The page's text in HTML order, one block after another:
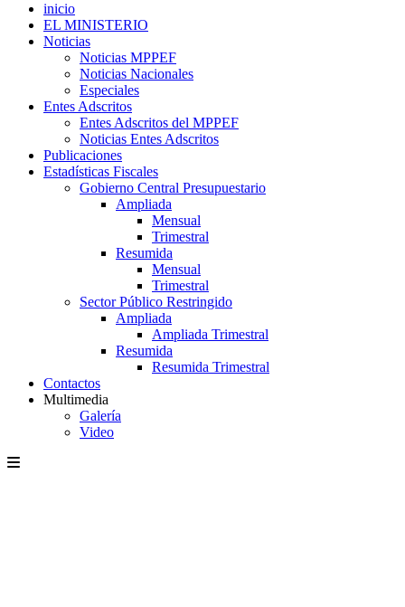
inicio
EL MINISTERIO
Noticias
Noticias MPPEF
Noticias Nacionales
Especiales
Entes Adscritos
Entes Adscritos del MPPEF
Noticias Entes Adscritos
Publicaciones
Estadísticas Fiscales
Gobierno Central Presupuestario
Ampliada
Mensual
Trimestral
Resumida
Mensual
Trimestral
Sector Público Restringido
Ampliada
Ampliada Trimestral
Resumida
Resumida Trimestral
Contactos
Multimedia
Galería
Video